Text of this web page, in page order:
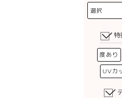
特
度あり
UVカ